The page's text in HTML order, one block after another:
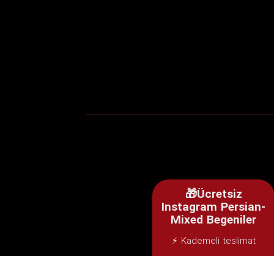
🎁Ücretsiz
Instagram Persian-
Mixed Begeniler
⚡ Kademeli teslimat